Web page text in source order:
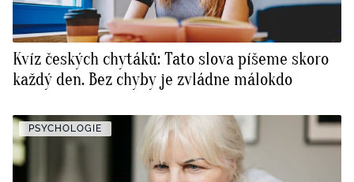
Kvíz českých chytáků: Tato slova píšeme skoro
každý den. Bez chyby je zvládne málokdo
PSYCHOLOGIE